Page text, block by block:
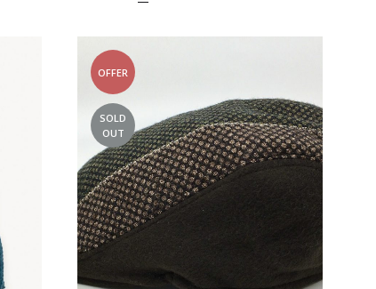
OFFER
SOLD
OUT